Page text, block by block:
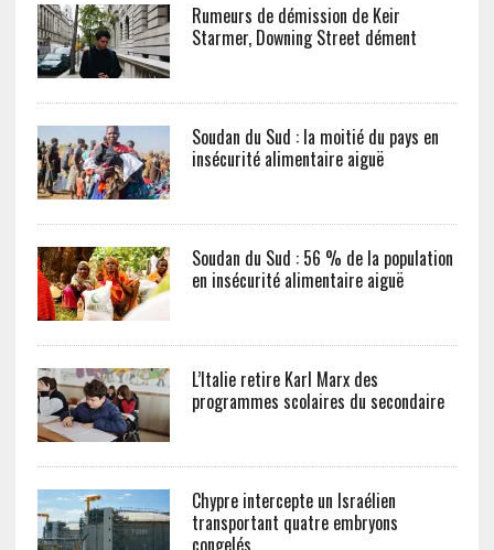
Rumeurs de démission de Keir
Starmer, Downing Street dément
Soudan du Sud : la moitié du pays en
insécurité alimentaire aiguë
Soudan du Sud : 56 % de la population
en insécurité alimentaire aiguë
L’Italie retire Karl Marx des
programmes scolaires du secondaire
Chypre intercepte un Israélien
transportant quatre embryons
congelés